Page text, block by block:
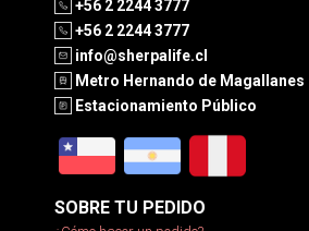
+56 2 2244 3777
+56 2 2244 3777
info@sherpalife.cl
Metro Hernando de Magallanes
Estacionamiento Público
SOBRE TU PEDIDO